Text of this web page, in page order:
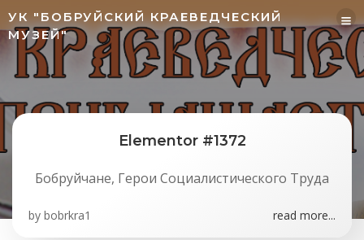
Перейти
к
содержимому
УК "БОБРУЙСКИЙ КРАЕВЕДЧЕСКИЙ
МУЗЕЙ"
Elementor #1372
Бобруйчане, Герои Социалистического Труда
by bobrkra1 read more...